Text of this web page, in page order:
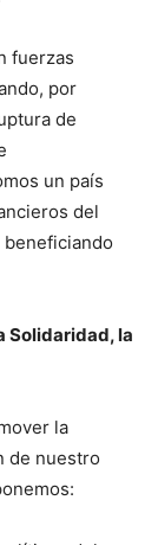
fuerzas
por
de
un país
del
beneficiando
Solidaridad, la
la
de nuestro